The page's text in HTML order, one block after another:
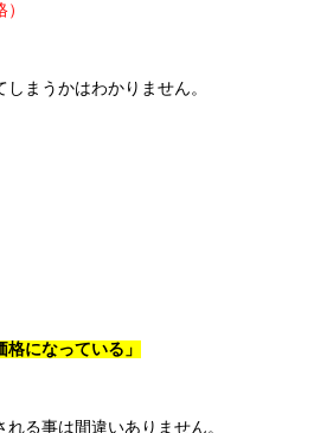
まうかはわかりません。
格になっている」
る事は間違いありません。